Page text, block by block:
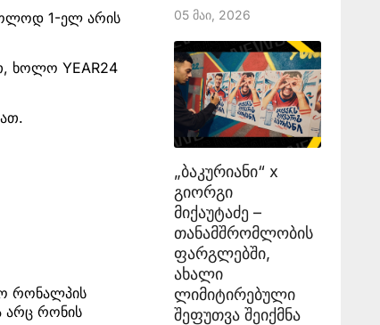
1-ელ არის
ხოლო YEAR24
რონალპის
არც რონის
05 Მაი, 2026
„ბაკურიანი“ x
გიორგი
მიქაუტაძე –
თანამშრომლობის
ფარგლებში,
ახალი
ლიმიტირებული
შეფუთვა შეიქმნა